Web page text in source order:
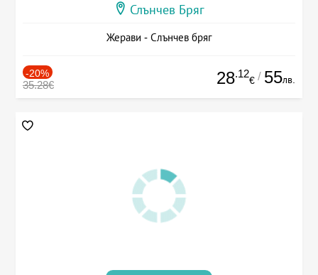
Слънчев Бряг
Жерави - Слънчев бряг
-20%
35.28€ 28.12
€ / 55лв.